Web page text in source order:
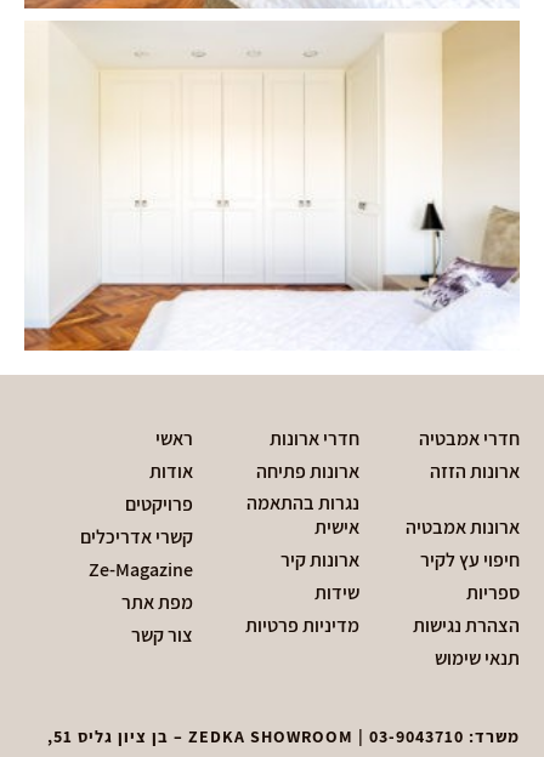
חדרי אמבטיה
חדרי ארונות
ארונות הזזה
ארונות פתיחה
ארונות אמבטיה
נגרות בהתאמה
אישית
חיפוי עץ לקיר
ארונות קיר
ספריות
שידות
הצהרת נגישות
מדיניות פרטיות
תנאי שימוש
ראשי
אודות
פרויקטים
קשרי אדריכלים
Ze-Magazine
מפת אתר
צור קשר
משרד: 03-9043710
| ZEDKA SHOWROOM – בן ציון גליס 51,